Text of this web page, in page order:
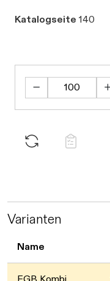
Katalogseite 140
Varianten
Name